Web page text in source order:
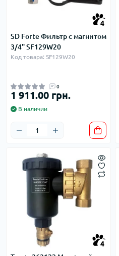
4
SD Forte Фильтр с магнитом
3/4" SF129W20
Код товара: SF129W20
0
1 911.00 грн.
В наличии
4